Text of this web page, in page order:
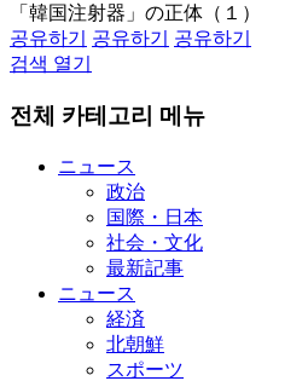
「韓国注射器」の正体（１）
공유하기
공유하기
공유하기
검색 열기
전체 카테고리 메뉴
ニュース
政治
国際・日本
社会・文化
最新記事
ニュース
経済
北朝鮮
スポーツ